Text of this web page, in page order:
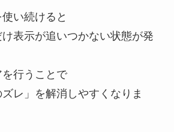
い続けると
表示が追いつかない状態が発
行うことで
レ」を解消しやすくなりま